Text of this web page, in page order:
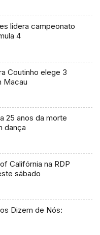
lidera campeonato
4
Coutinho elege 3
Macau
25 anos da morte
dança
Califórnia na RDP
sábado
Dizem de Nós: